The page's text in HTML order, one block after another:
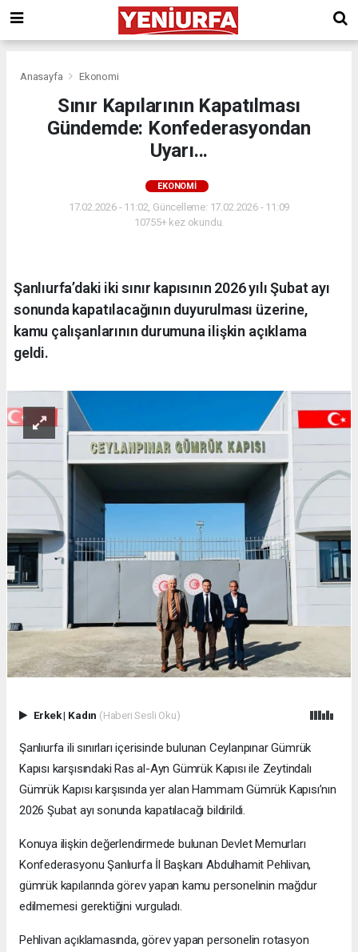
Anasayfa Ekonomi
Sınır Kapılarının Kapatılması
Gündemde: Konfederasyondan
Uyarı...
EKONOMI
17.02.2026 - 11:02, Güncelleme: 17.02.2026 - 11:09
10755+ kez okundu.
Şanlıurfa’daki iki sınır kapısının 2026 yılı Şubat ayı
sonunda kapatılacağının duyurulması üzerine,
kamu çalışanlarının durumuna ilişkin açıklama
geldi.
Erkek| Kadın (Haberi Sesli Oku)
Şanlıurfa ili sınırları içerisinde bulunan Ceylanpınar Gümrük
Kapısı karşısındaki Ras al-Ayn Gümrük Kapısı ile Zeytindalı
Gümrük Kapısı karşısında yer alan Hammam Gümrük Kapısı’nın
2026 Şubat ayı sonunda kapatılacağı bildirildi.
Konuya ilişkin değerlendirmede bulunan Devlet Memurları
Konfederasyonu Şanlıurfa İl Başkanı Abdulhamit Pehlivan,
gümrük kapılarında görev yapan kamu personelinin mağdur
edilmemesi gerektiğini vurguladı.
Pehlivan açıklamasında, görev yapan personelin rotasyon